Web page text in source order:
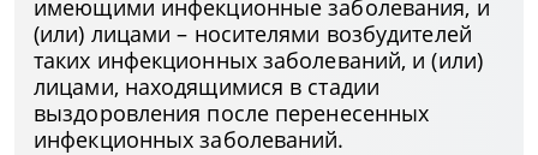
имеющими инфекционные заболевания, и
(или) лицами – носителями возбудителей
таких инфекционных заболеваний, и (или)
лицами, находящимися в стадии
выздоровления после перенесенных
инфекционных заболеваний.